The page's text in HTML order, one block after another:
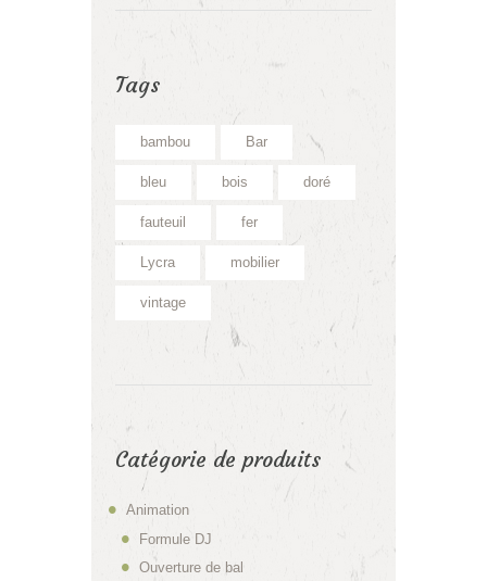
Tags
bambou Bar
bleu bois doré
fauteuil fer
Lycra mobilier
vintage
Catégorie de produits
Animation
Formule DJ
Ouverture de bal